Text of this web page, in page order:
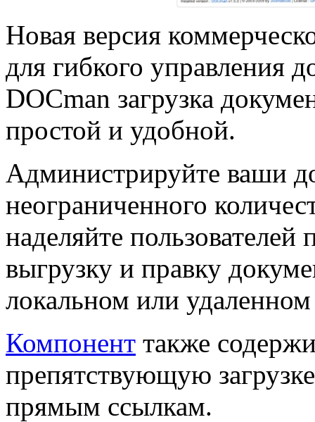
Новая версия
для гибкого управления
DOCman загрузка
простой и удобной.
Администрируйте ваши
неограниченного
наделяйте
выгрузку и правку
локальном или удаленном
Компонент также
препятствующую
прямым ссылкам.